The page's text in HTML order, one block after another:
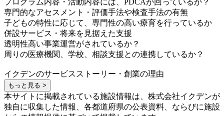
プログラム内容・活動内容には、PDCAが回っているか？
専門的なアセスメント・評価手法や検査手法の有無
子どもの特性に応じて、専門性の高い療育を行っているか
併設サービス・将来を見据えた支援
透明性高い事業運営がされているか？
周りの医療機関、学校、相談支援との連携しているか？
イクデンのサービスストーリー・創業の理由
もっと見る >
本サイトに掲載されている施設情報は、株式会社イクデンが
独自に収集した情報、各都道府県の公表資料、ならびに施設